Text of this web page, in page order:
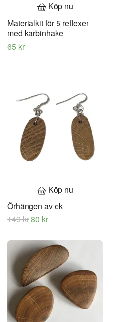
Köp nu
Materialkit för 5 reflexer
med karbinhake
65 kr
Köp nu
Örhängen av ek
149 kr80 kr